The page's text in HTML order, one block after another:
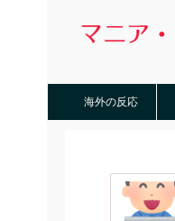
海外の反応